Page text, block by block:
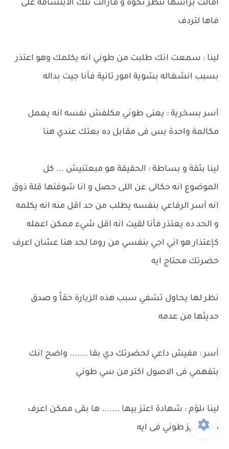
امالت برأسها تنظر نحوه و مازالت تلك الابتسامة على
فاها لتردف
لينا : سمعت انك طلبت من طوني انه يكلمك وهو اعتذر
بسبب انشغاله بشوية امور تانية فأنا جيت بداله
آسر بسخرية : يعنى طوني مكلفش نفسه انه يعمل
مكالمة واحدة بس فى مقابل ده بعتك عندي هنا
لينا بثقة و بساطة : الحقيقة هو مبعتنيش ... كل
الموضوع انه حكالى عن اللى حصل و انا شوفتها قلة ذوق
انه آسر الرفاعي بنفسه يطلب من حد اقل منه انه يكلمه
و الحد ده يعتذر فأنا لقيت انه اقل شيء ممكن اعمله
كإعتذار هو اني اجي بنفسي من روما لحد هنا عشان اعرف
حضرتك محتاج ايه
نظر لها يحاول تشفي سبب هذه الزيارة حقاً و صدق
حديثها من عدمه
آسر : مفيش داعي لحضرتك دي بقا ....... واضح انك
بتفهمي فى الاصول اكتر من سي طوني
لينا بلؤم : شهادة اعتز بيها ....... ها بقى ممكن اعرف
كنت عايز طوني فى ايه